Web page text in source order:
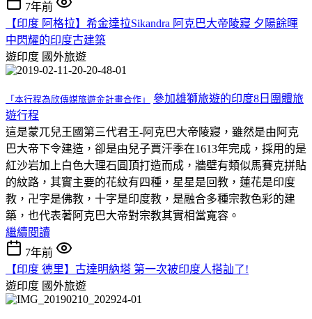
7年前
【印度 阿格拉】希金達拉Sikandra 阿克巴大帝陵寢 夕陽餘暉
中閃耀的印度古建築
遊印度 國外旅遊
「本行程為欣傳媒旅遊金計畫合作」
參加雄獅旅遊的印度8日團體旅
遊行程
這是蒙兀兒王國第三代君王-阿克巴大帝陵寢，雖然是由阿克
巴大帝下令建造，卻是由兒子賈汗季在1613年完成，採用的是
紅沙岩加上白色大理石圓頂打造而成，牆壁有類似馬賽克拼貼
的紋路，其實主要的花紋有四種，星星是回教，蓮花是印度
教，卍字是佛教，十字是印度教，是融合多種宗教色彩的建
築，也代表著阿克巴大帝對宗教其實相當寬容。
繼續閱讀
7年前
【印度 德里】古達明納塔 第一次被印度人搭訕了!
遊印度 國外旅遊